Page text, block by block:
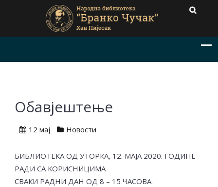
Обавјештење
12 мај Новости
БИБЛИОТЕКА ОД УТОРКА, 12. МАЈА 2020. ГОДИНЕ
РАДИ СА КОРИСНИЦИМА
СВАКИ РАДНИ ДАН ОД 8 – 15 ЧАСОВА.